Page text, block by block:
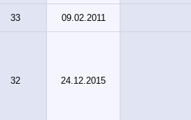
33 09.02.2011
32 24.12.2015